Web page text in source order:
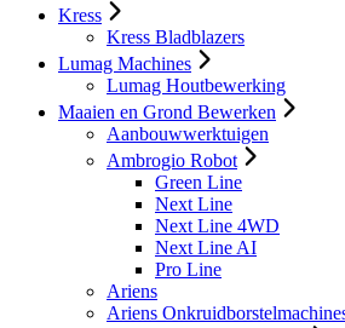
Kress
Kress Bladblazers
Lumag Machines
Lumag Houtbewerking
Maaien en Grond Bewerken
Aanbouwwerktuigen
Ambrogio Robot
Green Line
Next Line
Next Line 4WD
Next Line AI
Pro Line
Ariens
Ariens